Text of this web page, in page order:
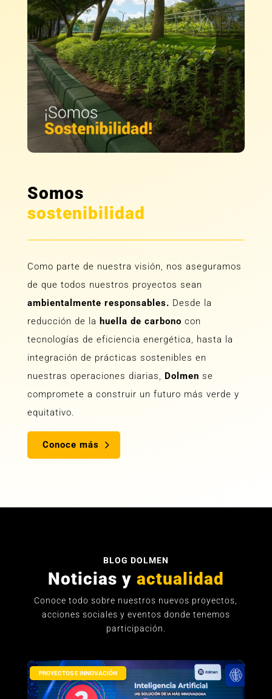
Somos
sostenibilidad
Como parte de nuestra visión, nos aseguramos
de que todos nuestros proyectos sean
ambientalmente responsables. Desde la
reducción de la huella de carbono con
tecnologías de eficiencia energética, hasta la
integración de prácticas sostenibles en
nuestras operaciones diarias, Dolmen se
compromete a construir un futuro más verde y
equitativo.
Conoce más
BLOG DOLMEN
Noticias y actualidad
Conoce todo sobre nuestros nuevos proyectos,
acciones sociales y eventos donde tenemos
participación.
PROYECTOS E INNOVACIÓN